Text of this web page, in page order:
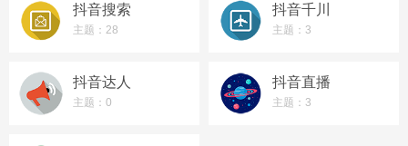
抖音搜索
主题：28
抖音千川
主题：3
抖音达人
主题：0
抖音直播
主题：3